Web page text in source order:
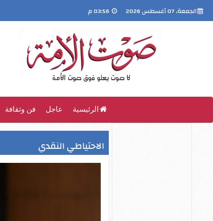
الجمعة، 07 أغسطس 2026
الرئيسية عاجل فن وثقافة
الاحتياطي النقدي